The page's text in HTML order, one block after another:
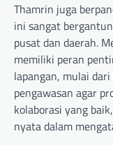
Thamrin juga
ini sangat
pusat dan daerah.
memiliki peran
lapangan, mulai
pengawasan agar
kolaborasi yang
nyata dalam